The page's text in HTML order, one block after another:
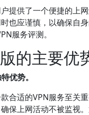
提供了一个便捷的上
也应谨慎，以确保自
服务评测。
的主要优
优势。
合适的VPN服务至关
保上网活动不被监视